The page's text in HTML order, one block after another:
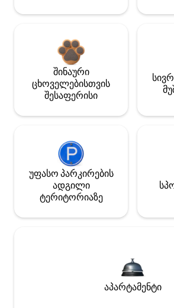
შინაური
ცხოველებისთვის
შესაფერისი
უფასო პარკირების
ადგილი
ტერიტორიაზე
აპარტამენტი